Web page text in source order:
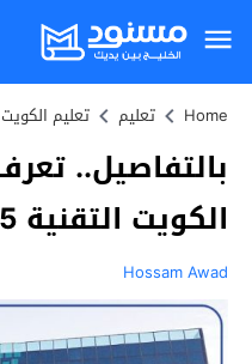
Home تعليم تعليم الكويت
بالتفاصيل..
الكويت التقنية 2025
Hossam Awad